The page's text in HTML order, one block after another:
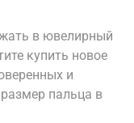
в ювелирный
купить новое
и
пальца в